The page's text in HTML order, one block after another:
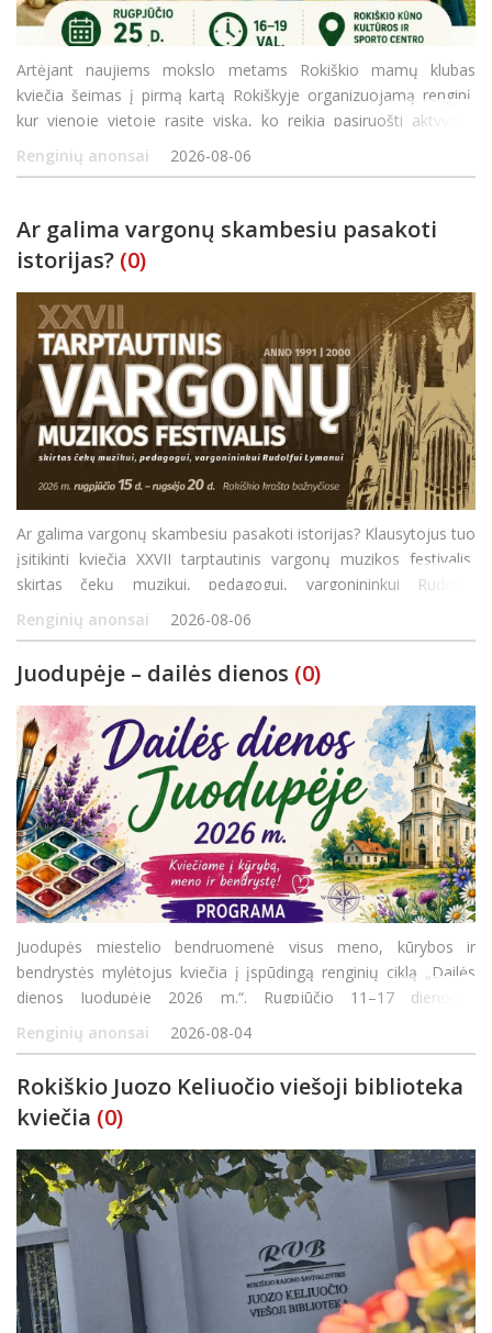
Artėjant naujiems mokslo metams Rokiškio mamų klubas
kviečia šeimas į pirmą kartą Rokiškyje organizuojamą renginį,
kur vienoje vietoje rasite viską, ko reikia pasiruošti aktyviam
rudeniui! Rugpjūčio 25 d. (antradienį) 16.00–19.00 val. Rokiškio
kūno kultū
Renginių anonsai 2026-08-06
Ar galima vargonų skambesiu pasakoti
istorijas? (0)
Ar galima vargonų skambesiu pasakoti istorijas? Klausytojus tuo
įsitikinti kviečia XXVII tarptautinis vargonų muzikos festivalis,
skirtas čekų muzikui, pedagogui, vargonininkui Rudolfui
Lymanui. Šiemet Rokiškio rajono bažnyčiose 27-ąjį kartą susitiks
profesionalūs atlikėjai, jauno
Renginių anonsai 2026-08-06
Juodupėje – dailės dienos (0)
Juodupės miestelio bendruomenė visus meno, kūrybos ir
bendrystės mylėtojus kviečia į įspūdingą renginių ciklą „Dailės
dienos Juodupėje 2026 m.“. Rugpjūčio 11–17 dienomis
organizuojama turtinga programa siūlys ne tik edukacijas
šeimoms, bet ir pažintines išvykas bei ku
Renginių anonsai 2026-08-04
Rokiškio Juozo Keliuočio viešoji biblioteka
kviečia (0)